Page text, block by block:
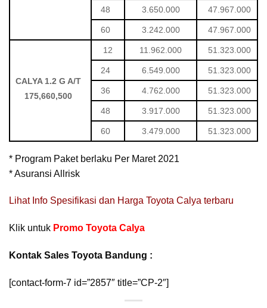
48 3.650.000 47.967.000
60 3.242.000 47.967.000
CALYA 1.2 G A/T
175,660,500
12 11.962.000 51.323.000
24 6.549.000 51.323.000
36 4.762.000 51.323.000
48 3.917.000 51.323.000
60 3.479.000 51.323.000
* Program Paket berlaku Per Maret 2021
* Asuransi Allrisk
Lihat Info Spesifikasi dan Harga Toyota Calya terbaru
Klik untuk Promo Toyota Calya
Kontak Sales Toyota Bandung :
[contact-form-7 id=”2857″ title=”CP-2″]